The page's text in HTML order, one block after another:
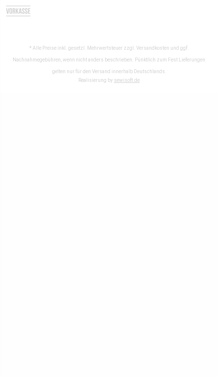
* Alle Preise inkl. gesetzl. Mehrwertsteuer zzgl. Versandkosten und ggf.
Nachnahmegebühren, wenn nicht anders beschrieben. Pünktlich zum Fest Lieferungen
gelten nur für den Versand innerhalb Deutschlands.
Realisierung by sewisoft.de